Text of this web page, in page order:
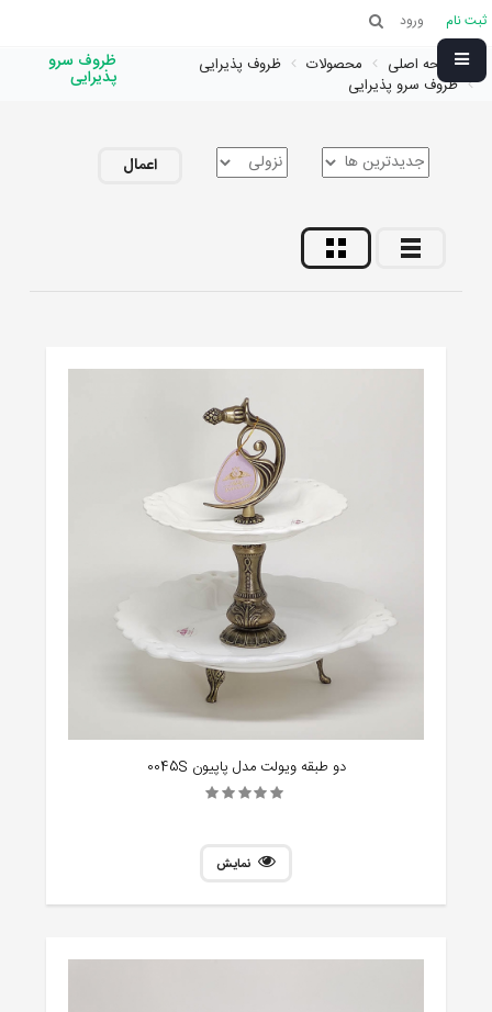
ثبت نام ورود
صفحه اصلی محصولات
ظروف پذیرایی
ظروف سرو پذیرایی
ظروف سرو
پذیرایی
اعمال
دو طبقه ویولت مدل پاپیون 0045S
نمایش